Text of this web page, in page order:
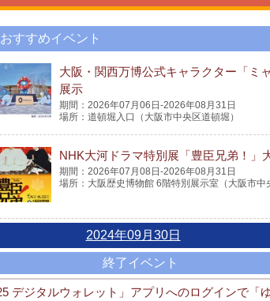
おすすめイベント
大阪・関西万博公式キャラクター「ミ
展示
2026年07月06日-2026年08月31日
道頓堀入口（大阪市中央区道頓堀）
NHK大河ドラマ特別展「豊臣兄弟！」
2026年07月08日-2026年08月31日
大阪歴史博物館 6階特別展示室（大阪市中
2024年09月30日
終了イベント
デジタルウォレット」アプリへのログインで「